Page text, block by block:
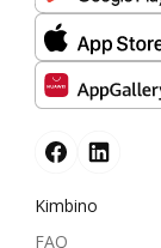
Kimbino
FAQ